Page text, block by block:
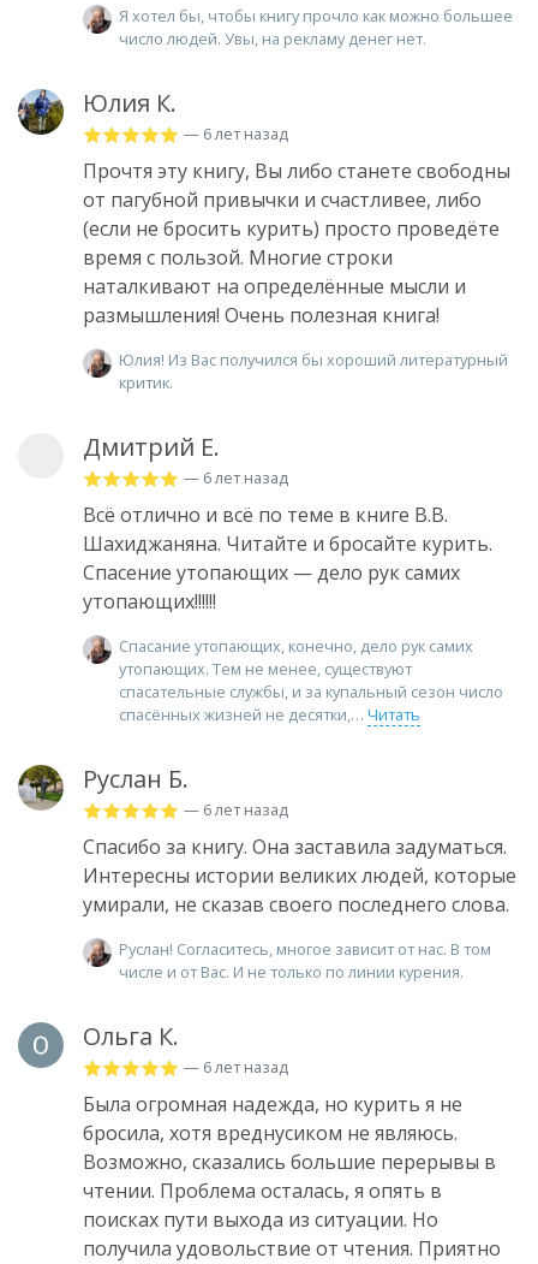
Я хотел бы, чтобы книгу прочло как можно большее
число людей. Увы, на рекламу денег нет.
Юлия К.
— 6 лет назад
Прочтя эту книгу, Вы либо станете свободны
от пагубной привычки и счастливее, либо
(если не бросить курить) просто проведёте
время с пользой. Многие строки
наталкивают на определённые мысли и
размышления! Очень полезная книга!
Юлия! Из Вас получился бы хороший литературный
критик.
Дмитрий Е.
— 6 лет назад
Всё отлично и всё по теме в книге В.В.
Шахиджаняна. Читайте и бросайте курить.
Спасение утопающих — дело рук самих
утопающих!!!!!!
Спасание утопающих, конечно, дело рук самих
утопающих. Тем не менее, существуют
спасательные службы, и за купальный сезон число
спасённых жизней не десятки,
Читать
Руслан Б.
— 6 лет назад
Спасибо за книгу. Она заставила задуматься.
Интересны истории великих людей, которые
умирали, не сказав своего последнего слова.
Руслан! Согласитесь, многое зависит от нас. В том
числе и от Вас. И не только по линии курения.
Ольга К.
— 6 лет назад
Была огромная надежда, но курить я не
бросила, хотя вреднусиком не являюсь.
Возможно, сказались большие перерывы в
чтении. Проблема осталась, я опять в
поисках пути выхода из ситуации. Но
получила удовольствие от чтения. Приятно